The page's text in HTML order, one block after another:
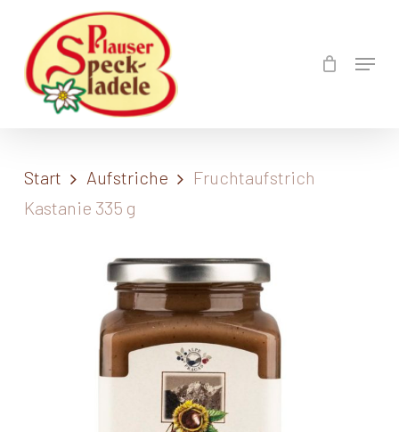
main
content
Menu
Start Aufstriche
Fruchtaufstrich
Kastanie 335 g
Close